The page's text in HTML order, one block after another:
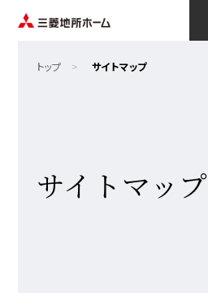
トップ サイトマップ
サイトマップ